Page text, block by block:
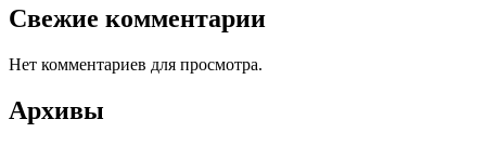
Свежие комментарии
Нет комментариев для просмотра.
Архивы